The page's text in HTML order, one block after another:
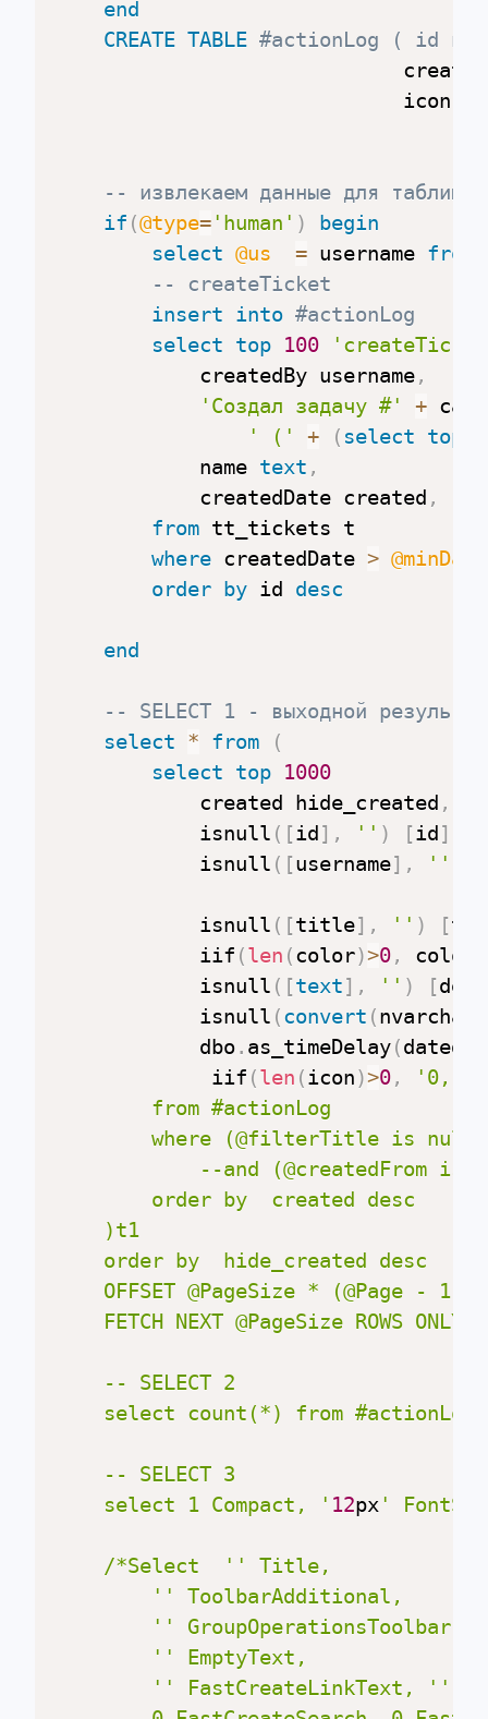
end
CREATE TABLE #actionLog ( id
icon
-- извлекаем данные для таблицы
if (@type='human' )
begin
select @us = username from
-- createTicket
insert into #actionLog
select top 100
        	createdBy username
,
'Создал задачу #'
+ cast
' ('
+ ( select top
            name
text ,
            createdDate created
,
from tt_tickets t
where createdDate > @minDate
order by id desc
end
-- SELECT 1 - выходной результат
select * from
(
select top 1000
      		created hide_created
,
            isnull
( [id] , '' ) [id]
            isnull
( [username] , ''
            isnull
( [title] , '' ) [
            iif
(len (color)>0, color
            isnull
( [text] , '' ) [
            isnull
(convert (nvarchar
            dbo
. as_timeDelay(
             iif
(len (icon)>0, '0, '
        from #actionLog
where (@filterTitle is
--and (@createdFrom is
        order by  created desc
    )t1
    select 1 Compact, '
12px'